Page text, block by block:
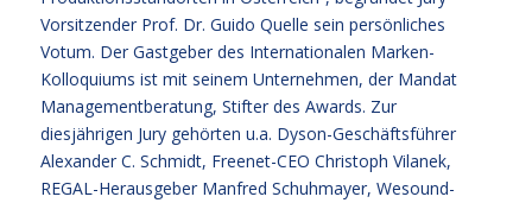
Vorsitzender Prof. Dr. Guido Quelle sein persönliches
Votum. Der Gastgeber des Internationalen Marken-
Kolloquiums ist mit seinem Unternehmen, der Mandat
Managementberatung, Stifter des Awards. Zur
diesjährigen Jury gehörten u.a. Dyson-Geschäftsführer
Alexander C. Schmidt, Freenet-CEO Christoph Vilanek,
REGAL-Herausgeber Manfred Schuhmayer, Wesound-